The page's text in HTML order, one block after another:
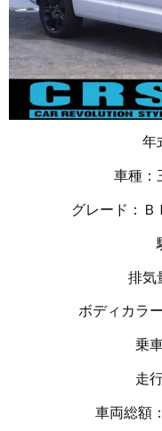
年
車種
グレード：
排気
ボディカラ
乗
走
車両総額：